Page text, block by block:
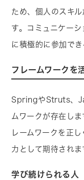
ため、個人のスキ
す。コミュニケー
に積極的に参加で
フレームワークを
SpringやStruts、
ムワークが存在し
レームワークを正
力として期待されま
学び続けられる人